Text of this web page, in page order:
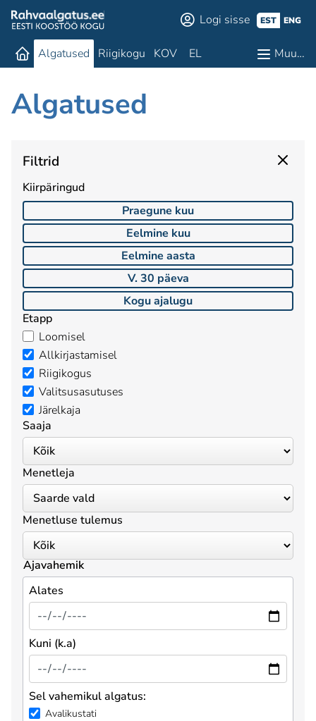
Logi sisse EST ENG
Algatused Riigikogu KOV EL Muu…
Algatused
Filtrid
Kiirpäringud
Praegune kuu
Eelmine kuu
Eelmine aasta
V. 30 päeva
Kogu ajalugu
Etapp
Loomisel
Allkirjastamisel
Riigikogus
Valitsusasutuses
Järelkaja
Saaja
Menetleja
Menetluse tulemus
Ajavahemik
Alates
Kuni (k.a)
Sel vahemikul algatus:
Avalikustati